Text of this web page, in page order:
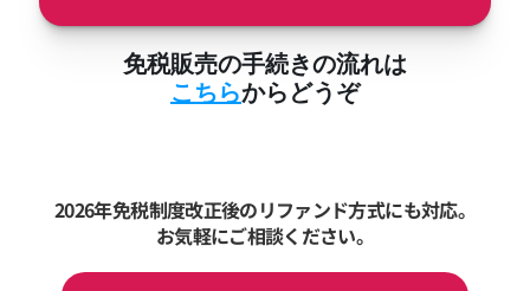
免税販売の手続きの流れは
こちらからどうぞ
2026年免税制度改正後のリファンド方式にも対応。
お気軽にご相談ください。